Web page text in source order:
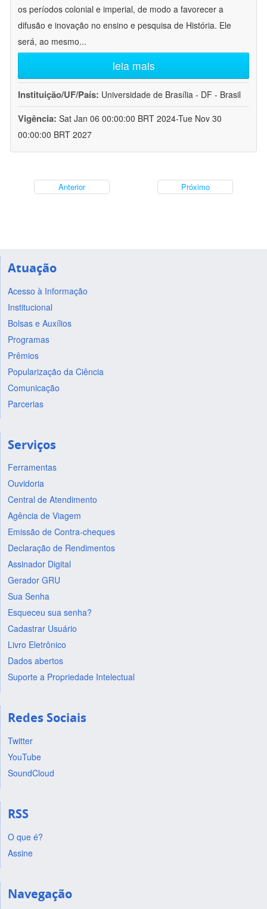
os períodos colonial e imperial, de modo a favorecer a
difusão e inovação no ensino e pesquisa de História. Ele
será, ao mesmo...
leia mais
Instituição/UF/País: Universidade de Brasília - DF - Brasil
Vigência: Sat Jan 06 00:00:00 BRT 2024-Tue Nov 30
00:00:00 BRT 2027
Anterior Próximo
Atuação
Acesso à Informação
Institucional
Bolsas e Auxílios
Programas
Prêmios
Popularização da Ciência
Comunicação
Parcerias
Serviços
Ferramentas
Ouvidoria
Central de Atendimento
Agência de Viagem
Emissão de Contra-cheques
Declaração de Rendimentos
Assinador Digital
Gerador GRU
Sua Senha
Esqueceu sua senha?
Cadastrar Usuário
Livro Eletrônico
Dados abertos
Suporte a Propriedade Intelectual
Redes Sociais
Twitter
YouTube
SoundCloud
RSS
O que é?
Assine
Navegação